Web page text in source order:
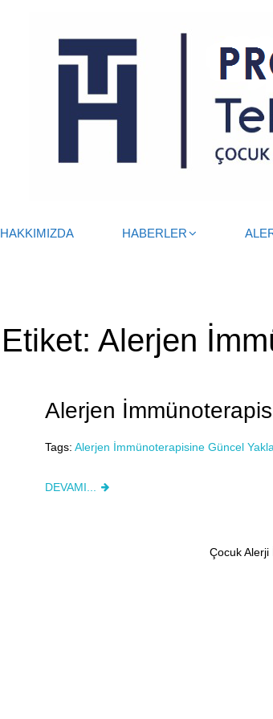
HAKKIMIZDA HABERLER
Etiket: Alerjen
Alerjen
Tags: Alerjen İmmünoterapisine Güncel
DEVAMI...
Çocuk Alerji